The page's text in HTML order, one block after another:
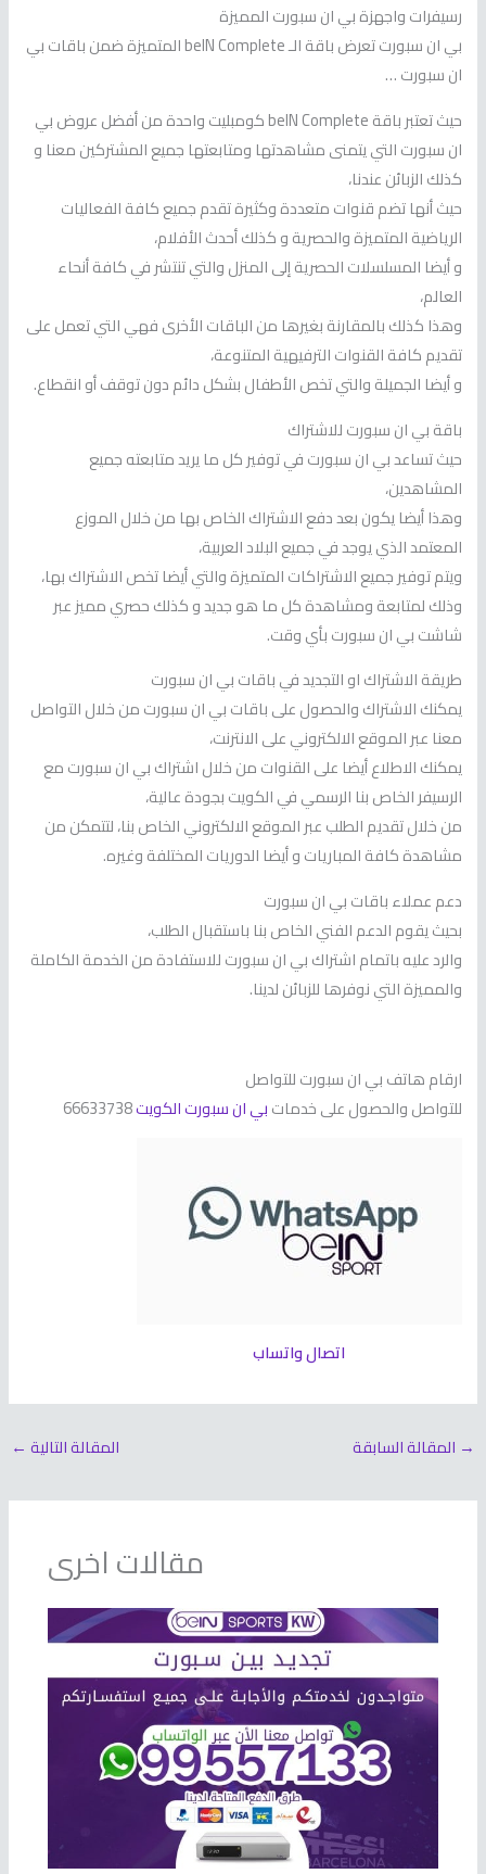
رسيفرات واجهزة بي ان سبورت المميزة
بي ان سبورت تعرض باقة الـ beIN Complete المتميزة ضمن باقات بي
ان سبورت …
حيث تعتبر باقة beIN Complete كومبليت واحدة من أفضل عروض بي
ان سبورت التي يتمنى مشاهدتها ومتابعتها جميع المشتركين معنا و
كذلك الزبائن عندنا،
حيث أنها تضم قنوات متعددة وكثيرة تقدم جميع كافة الفعاليات
الرياضية المتميزة والحصرية و كذلك أحدث الأفلام،
و أيضا المسلسلات الحصرية إلى المنزل والتي تنتشر في كافة أنحاء
العالم،
وهذا كذلك بالمقارنة بغيرها من الباقات الأخرى فهي التي تعمل على
تقديم كافة القنوات الترفيهية المتنوعة،
و أيضا الجميلة والتي تخص الأطفال بشكل دائم دون توقف أو انقطاع.
باقة بي ان سبورت للاشتراك
حيث تساعد بي ان سبورت في توفير كل ما يريد متابعته جميع
المشاهدين،
وهذا أيضا يكون بعد دفع الاشتراك الخاص بها من خلال الموزع
المعتمد الذي يوجد في جميع البلاد العربية،
ويتم توفير جميع الاشتراكات المتميزة والتي أيضا تخص الاشتراك بها،
وذلك لمتابعة ومشاهدة كل ما هو جديد و كذلك حصري مميز عبر
شاشت بي ان سبورت بأي وقت.
طريقة الاشتراك او التجديد في باقات بي ان سبورت
يمكنك الاشتراك والحصول على باقات بي ان سبورت من خلال التواصل
معنا عبر الموقع الالكتروني على الانترنت،
يمكنك الاطلاع أيضا على القنوات من خلال اشتراك بي ان سبورت مع
الرسيفر الخاص بنا الرسمي في الكويت بجودة عالية،
من خلال تقديم الطلب عبر الموقع الالكتروني الخاص بنا، لتتمكن من
مشاهدة كافة المباريات و أيضا الدوريات المختلفة وغيره.
دعم عملاء باقات بي ان سبورت
بحيث يقوم الدعم الفني الخاص بنا باستقبال الطلب،
والرد عليه باتمام اشتراك بي ان سبورت للاستفادة من الخدمة الكاملة
والمميزة التي نوفرها للزبائن لدينا.
ارقام هاتف بي ان سبورت للتواصل
للتواصل والحصول على خدماتبي ان سبورت الكويت66633738
اتصال واتساب
→ المقالة السابقة المقالة التالية ←
مقالات اخرى